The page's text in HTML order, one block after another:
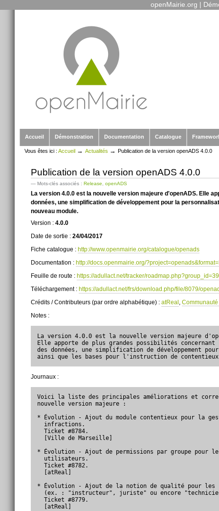
openMairie.org |
Accueil
Démonstration Documentation Catalogue
Vous êtes ici : Accueil → Actualités → Publication de la version openADS 4.0.0
Publication de la version openADS 4.0.0
— Mots-clés associés : Release,openADS
La version 4.0.0 est la nouvelle version majeure d'openADS. Elle
données, une simplification de développement pour la
nouveau module.
Version :4.0.0
Date de sortie :24/04/2017
Fiche catalogue :http://www.openmairie.org/catalogue/openads
Documentation :http://docs.openmairie.org/
Feuille de route : https://adullact.net/tracker/
Téléchargement : https://adullact.net/frs/download.php/file/8079/
Crédits / Contributeurs (par ordre alphabétique) :atReal ,
Notes :
La version 4.0.0 est la nouvelle version majeure
Elle apporte de plus grandes possibilités
des données, une simplification de développement
ainsi que les bases pour l'instruction de contentieux
Journaux :
Voici la liste des principales améliorations et
nouvelle version majeure :
* Évolution - Ajout du module contentieux pour la
  infractions.
  Ticket #8784.
  [Ville de Marseille]
* Évolution - Ajout de permissions par groupe pour
  utilisateurs.
  Ticket #8782.
  [atReal]
* Évolution - Ajout de la notion de qualité pour les
(ex. : "instructeur", juriste" ou encore
  Ticket #8779.
  [atReal]